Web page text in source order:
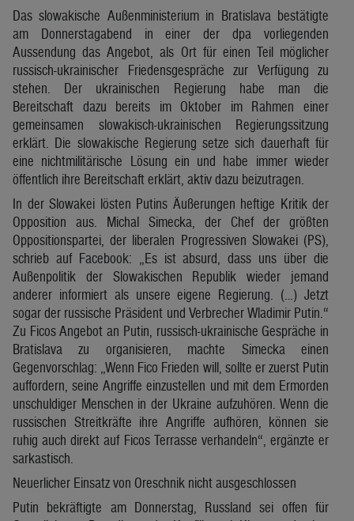
Das slowakische Außenministerium in Bratislava bestätigte
am Donnerstagabend in einer der dpa vorliegenden
Aussendung das Angebot, als Ort für einen Teil möglicher
russisch-ukrainischer Friedensgespräche zur Verfügung zu
stehen. Der ukrainischen Regierung habe man die
Bereitschaft dazu bereits im Oktober im Rahmen einer
gemeinsamen slowakisch-ukrainischen Regierungssitzung
erklärt. Die slowakische Regierung setze sich dauerhaft für
eine nichtmilitärische Lösung ein und habe immer wieder
öffentlich ihre Bereitschaft erklärt, aktiv dazu beizutragen.
In der Slowakei lösten Putins Äußerungen heftige Kritik der
Opposition aus. Michal Simecka, der Chef der größten
Oppositionspartei, der liberalen Progressiven Slowakei (PS),
schrieb auf Facebook: „Es ist absurd, dass uns über die
Außenpolitik der Slowakischen Republik wieder jemand
anderer informiert als unsere eigene Regierung. (…) Jetzt
sogar der russische Präsident und Verbrecher Wladimir Putin.“
Zu Ficos Angebot an Putin, russisch-ukrainische Gespräche in
Bratislava zu organisieren, machte Simecka einen
Gegenvorschlag: „Wenn Fico Frieden will, sollte er zuerst Putin
auffordern, seine Angriffe einzustellen und mit dem Ermorden
unschuldiger Menschen in der Ukraine aufzuhören. Wenn die
russischen Streitkräfte ihre Angriffe aufhören, können sie
ruhig auch direkt auf Ficos Terrasse verhandeln“, ergänzte er
sarkastisch.
Neuerlicher Einsatz von Oreschnik nicht ausgeschlossen
Putin bekräftigte am Donnerstag, Russland sei offen für